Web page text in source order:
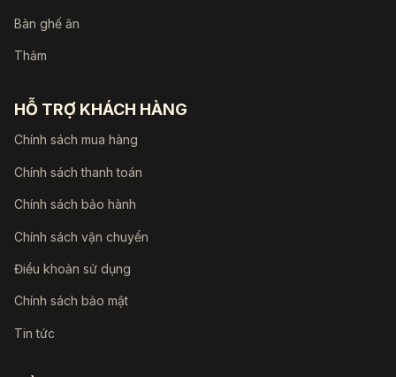
Bàn ghế ăn
Thảm
HỖ TRỢ KHÁCH HÀNG
Chính sách mua hàng
Chính sách thanh toán
Chính sách bảo hành
Chính sách vận chuyển
Điều khoản sử dụng
Chính sách bảo mật
Tin tức